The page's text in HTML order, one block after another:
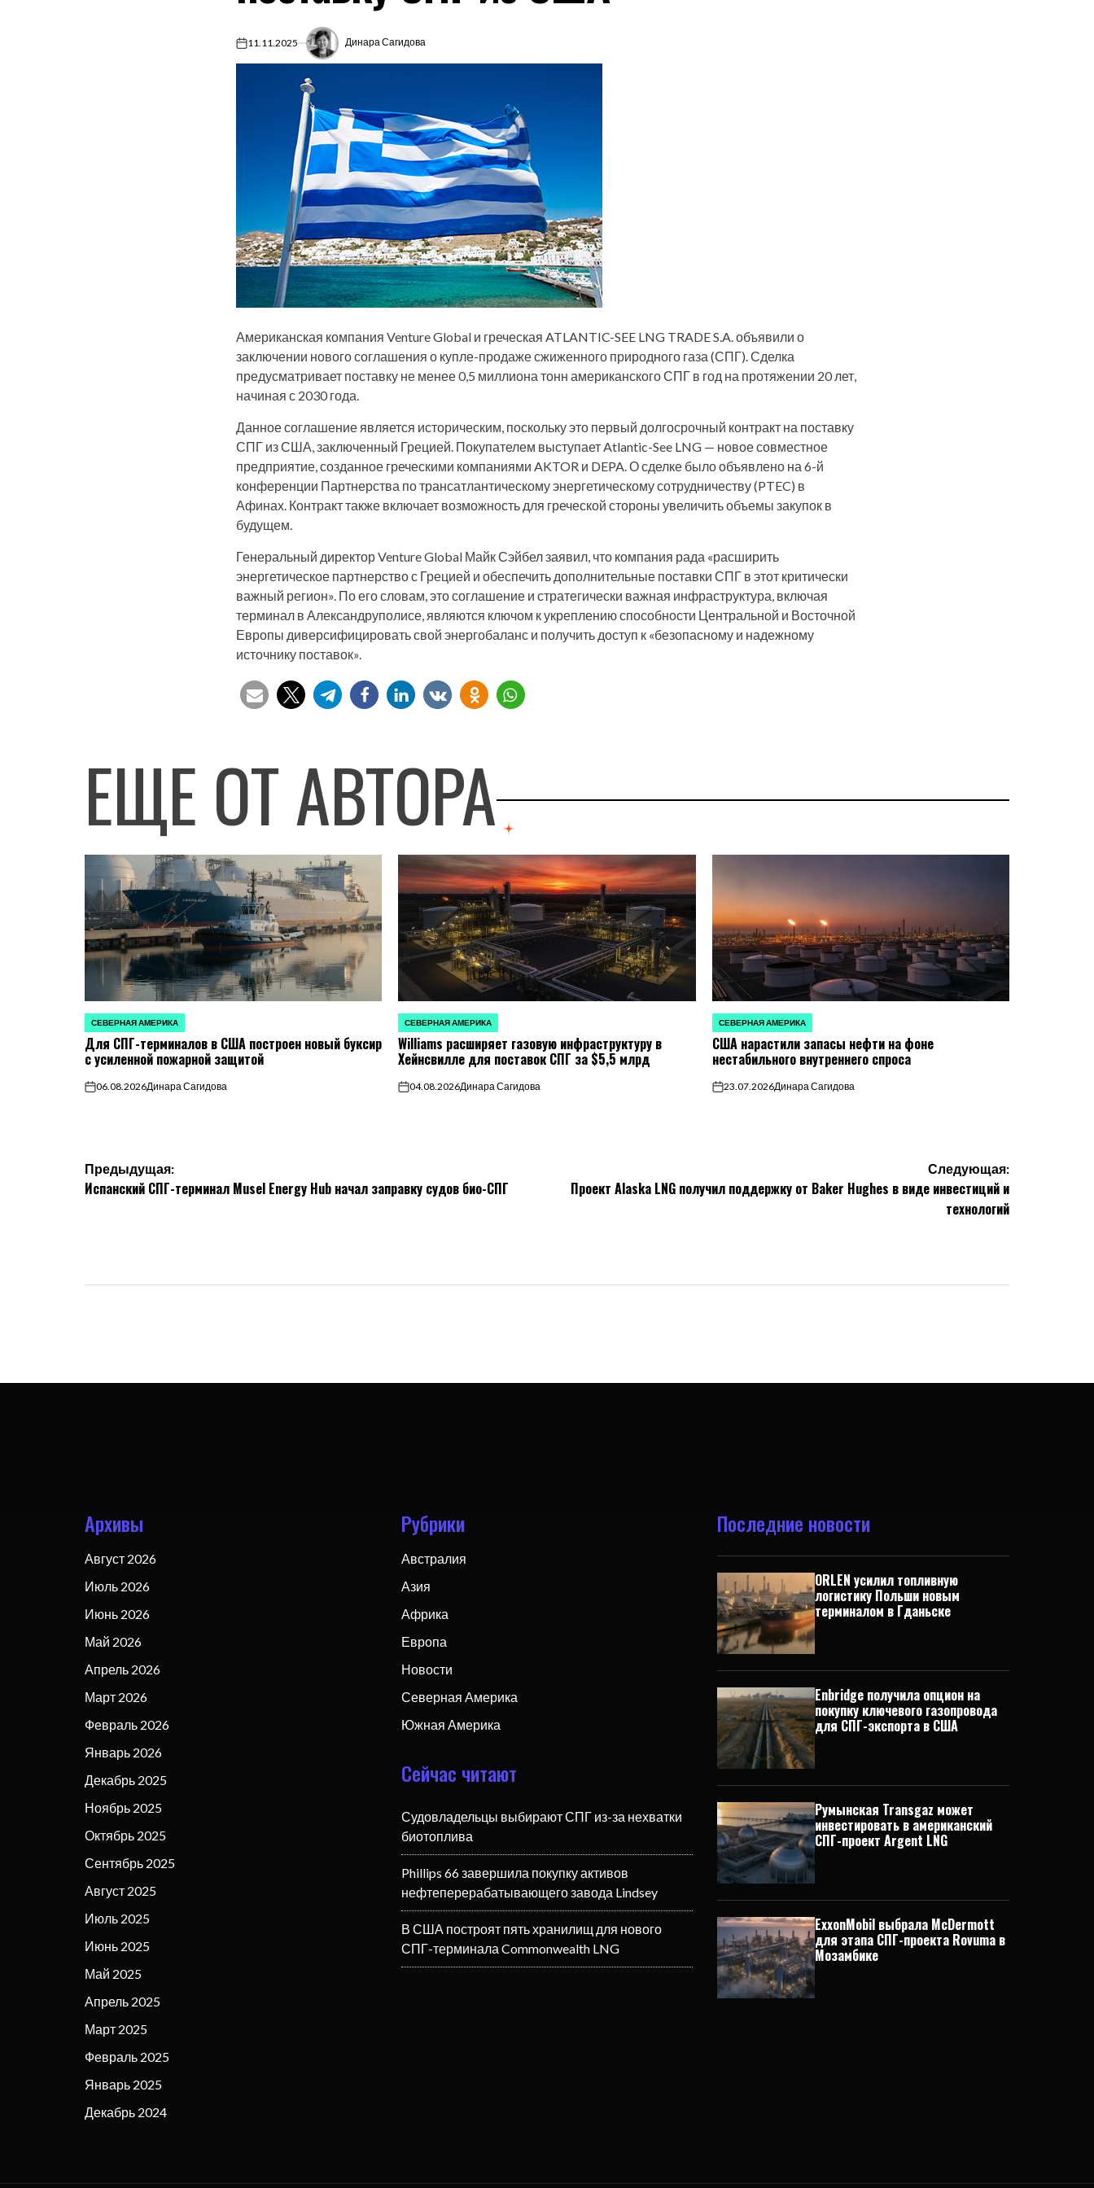
on11.11.2025 Динара Сагидова
Американская компания Venture Global и греческая ATLANTIC-SEE LNG TRADE S.A. объявили о
заключении нового соглашения о купле-продаже сжиженного природного газа (СПГ). Сделка
предусматривает поставку не менее 0,5 миллиона тонн американского СПГ в год на протяжении 20 лет,
начиная с 2030 года.
Данное соглашение является историческим, поскольку это первый долгосрочный контракт на поставку
СПГ из США, заключенный Грецией. Покупателем выступает Atlantic-See LNG — новое совместное
предприятие, созданное греческими компаниями AKTOR и DEPA. О сделке было объявлено на 6-й
конференции Партнерства по трансатлантическому энергетическому сотрудничеству (PTEC) в
Афинах. Контракт также включает возможность для греческой стороны увеличить объемы закупок в
будущем.
Генеральный директор Venture Global Майк Сэйбел заявил, что компания рада «расширить
энергетическое партнерство с Грецией и обеспечить дополнительные поставки СПГ в этот критически
важный регион». По его словам, это соглашение и стратегически важная инфраструктура, включая
терминал в Александруполисе, являются ключом к укреплению способности Центральной и Восточной
Европы диверсифицировать свой энергобаланс и получить доступ к «безопасному и надежному
источнику поставок».
ЕЩЕ ОТ АВТОРА
ОПУБЛИКОВАНО
В
СЕВЕРНАЯ АМЕРИКА
Для СПГ-терминалов в США построен новый буксир
с усиленной пожарной защитой
on06.08.2026Динара Сагидова
ОПУБЛИКОВАНО
В
СЕВЕРНАЯ АМЕРИКА
Williams расширяет газовую инфраструктуру в
Хейнсвилле для поставок СПГ за $5,5 млрд
on04.08.2026Динара Сагидова
ОПУБЛИКОВАНО
В
СЕВЕРНАЯ АМЕРИКА
США нарастили запасы нефти на фоне
нестабильного внутреннего спроса
on23.07.2026Динара Сагидова
Навигация
Предыдущая:
Испанский СПГ-терминал Musel Energy Hub начал заправку судов био-СПГ
Следующая:
Проект Alaska LNG получил поддержку от Baker Hughes в виде инвестиций и
технологий
Архивы
Август 2026
Июль 2026
Июнь 2026
Май 2026
Апрель 2026
Март 2026
Февраль 2026
Январь 2026
Декабрь 2025
Ноябрь 2025
Октябрь 2025
Сентябрь 2025
Август 2025
Июль 2025
Июнь 2025
Май 2025
Апрель 2025
Март 2025
Февраль 2025
Январь 2025
Декабрь 2024
Рубрики
Австралия
Азия
Африка
Европа
Новости
Северная Америка
Южная Америка
Сейчас читают
Судовладельцы выбирают СПГ из-за нехватки
биотоплива
Phillips 66 завершила покупку активов
нефтеперерабатывающего завода Lindsey
В США построят пять хранилищ для нового
СПГ-терминала Commonwealth LNG
Последние новости
ORLEN усилил топливную
логистику Польши новым
терминалом в Гданьске
Enbridge получила опцион на
покупку ключевого газопровода
для СПГ-экспорта в США
Румынская Transgaz может
инвестировать в американский
СПГ-проект Argent LNG
ExxonMobil выбрала McDermott
для этапа СПГ-проекта Rovuma в
Мозамбике